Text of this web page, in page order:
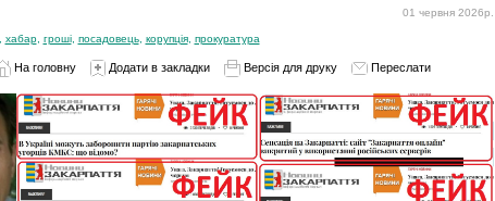
01 червня 2026р.
хабар, гроші, посадовець, корупція, прокуратура
На головну Додати в закладки Версія для друку Переслати